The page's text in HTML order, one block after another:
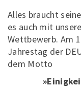
Alles braucht
es auch mit
Wettbewerb. Am
Jahrestag der
dem Motto